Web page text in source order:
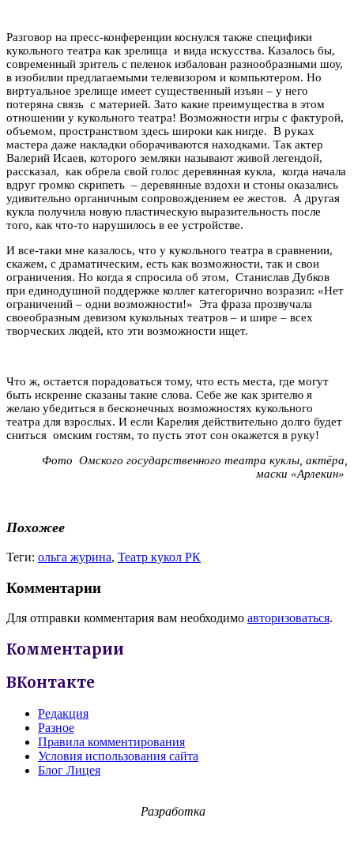
Разговор на пресс-конференции коснулся также специфики
кукольного театра как зрелища и вида искусства. Казалось бы,
современный зритель с пеленок избалован разнообразными шоу,
в изобилии предлагаемыми телевизором и компьютером. Но
виртуальное зрелище имеет существенный изъян – у него
потеряна связь с материей. Зато какие преимущества в этом
отношении у кукольного театра! Возможности игры с фактурой,
объемом, пространством здесь широки как нигде. В руках
мастера даже накладки оборачиваются находками. Так актер
Валерий Исаев, которого земляки называют живой легендой,
рассказал, как обрела свой голос деревянная кукла, когда начала
вдруг громко скрипеть – деревянные вздохи и стоны оказались
удивительно органичным сопровождением ее жестов. А другая
кукла получила новую пластическую выразительность после
того, как что-то нарушилось в ее устройстве.
И все-таки мне казалось, что у кукольного театра в сравнении,
скажем, с драматическим, есть как возможности, так и свои
ограничения. Но когда я спросила об этом, Станислав Дубков
при единодушной поддержке коллег категорично возразил: «Нет
ограничений – одни возможности!» Эта фраза прозвучала
своеобразным девизом кукольных театров – и шире – всех
творческих людей, кто эти возможности ищет.
Что ж, остается порадоваться тому, что есть места, где могут
быть искренне сказаны такие слова. Себе же как зрителю я
желаю убедиться в бесконечных возможностях кукольного
театра для взрослых. И если Карелия действительно долго будет
сниться омским гостям, то пусть этот сон окажется в руку!
Фото Омского государственного театра куклы, актёра,
маски «Арлекин»
Похожее
Теги: ольга журина, Театр кукол РК
Комментарии
Для отправки комментария вам необходимо авторизоваться.
Комментарии
ВКонтакте
Редакция
Разное
Правила комментирования
Условия использования сайта
Блог Лицея
Разработка